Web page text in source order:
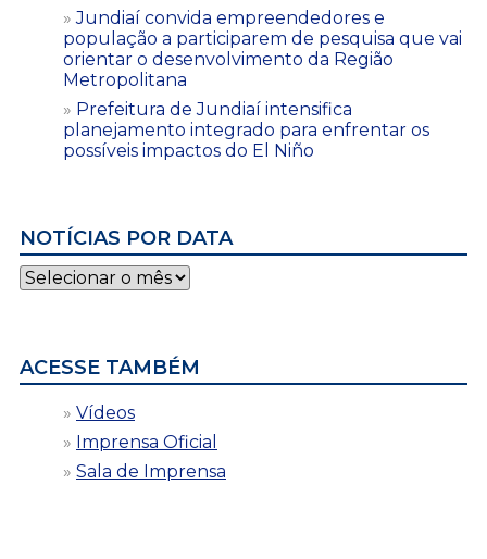
Jundiaí convida empreendedores e
população a participarem de pesquisa que vai
orientar o desenvolvimento da Região
Metropolitana
Prefeitura de Jundiaí intensifica
planejamento integrado para enfrentar os
possíveis impactos do El Niño
NOTÍCIAS POR DATA
Notícias
por
ACESSE TAMBÉM
Vídeos
Imprensa Oficial
Sala de Imprensa